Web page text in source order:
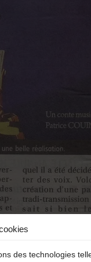
des technologies